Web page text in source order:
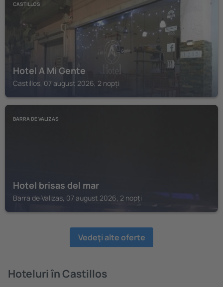
CASTILLOS
Hotel A Mi Gente
Castillos, 07 august 2026, 2 nopți
BARRA DE VALIZAS
Hotel brisas del mar
Barra de Valizas, 07 august 2026, 2 nopți
Vedeţi alte oferte
Hoteluri în Castillos